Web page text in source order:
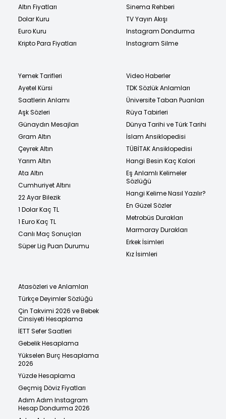
Altın Fiyatları
Dolar Kuru
Euro Kuru
Kripto Para Fiyatları
Sinema Rehberi
TV Yayın Akışı
Instagram Dondurma
Instagram Silme
Yemek Tarifleri
Ayetel Kürsi
Saatlerin Anlamı
Aşk Sözleri
Günaydın Mesajları
Gram Altın
Çeyrek Altın
Yarım Altın
Ata Altın
Cumhuriyet Altını
22 Ayar Bilezik
1 Dolar Kaç TL
1 Euro Kaç TL
Canlı Maç Sonuçları
Süper Lig Puan Durumu
Video Haberler
TDK Sözlük Anlamları
Üniversite Taban Puanları
Rüya Tabirleri
Dünya Tarihi ve Türk Tarihi
İslam Ansiklopedisi
TÜBİTAK Ansiklopedisi
Hangi Besin Kaç Kalori
Eş Anlamlı Kelimeler
Sözlüğü
Hangi Kelime Nasıl Yazılır?
En Güzel Sözler
Metrobüs Durakları
Marmaray Durakları
Erkek İsimleri
Kız İsimleri
Atasözleri ve Anlamları
Türkçe Deyimler Sözlüğü
Çin Takvimi 2026 ve Bebek
Cinsiyeti Hesaplama
İETT Sefer Saatleri
Gebelik Hesaplama
Yükselen Burç Hesaplama
2026
Yüzde Hesaplama
Geçmiş Döviz Fiyatları
Adım Adım Instagram
Hesap Dondurma 2026